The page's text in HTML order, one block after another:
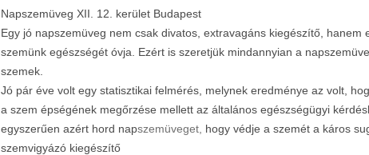
Napszemüveg XII. 12. kerület Budapest
Egy jó napszemüveg nem csak divatos, extravagáns kiegészítő, hanem
szemünk egészségét óvja. Ezért is szeretjük mindannyian a
szemek.
Jó pár éve volt egy statisztikai felmérés, melynek eredménye az volt,
a szem épségének megőrzése mellett az általános egészségügyi
egyszerűen azért hord napszemüveget, hogy védje a szemét a káros
szemvigyázó kiegészítő